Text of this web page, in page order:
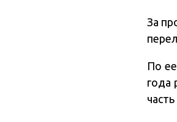
За
По
года